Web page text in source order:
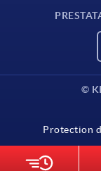
©
Protection